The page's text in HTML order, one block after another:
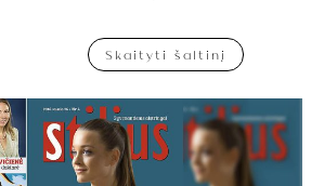
Skaityti šaltinį